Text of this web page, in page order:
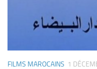
FILMS MAROCAINS 1